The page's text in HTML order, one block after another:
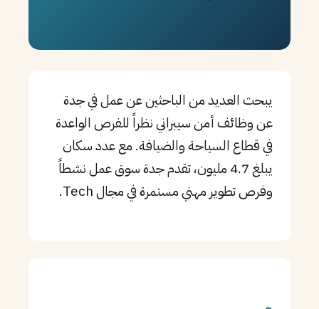
يبحث العديد من الباحثين عن عمل في جدة
عن وظائف أمن سيبراني نظراً للفرص الواعدة
في قطاع السياحة والضيافة. مع عدد سكان
يبلغ 4.7 مليون، تقدم جدة سوق عمل نشطاً
وفرص تطوير مهني مستمرة في مجال Tech.